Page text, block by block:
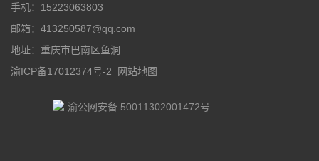
手机：15223063803
邮箱：413250587@qq.com
地址：重庆市巴南区鱼洞
渝ICP备17012374号-2 网站地图
渝公网安备 50011302001472号